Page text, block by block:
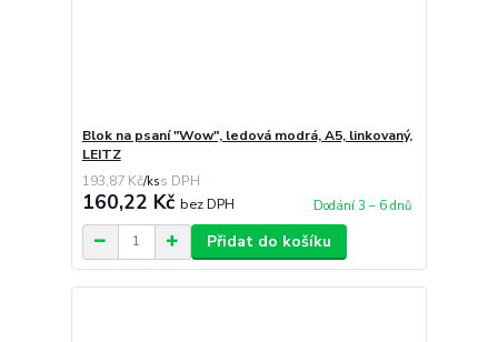
Blok na psaní "Wow", ledová modrá, A5, linkovaný,
LEITZ
193,87 Kč/ks
160,22 Kč bez DPH Dodání 3 – 6 dnů
Přidat do košíku